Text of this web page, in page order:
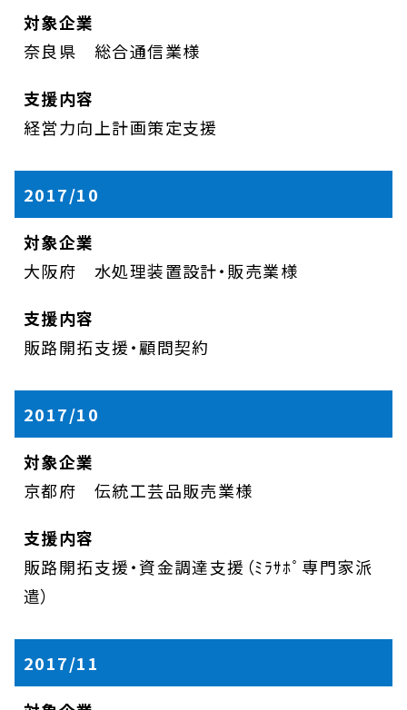
奈良県 総合通信業様
経営力向上計画策定支援
2017/10
大阪府 水処理装置設計・販売業様
販路開拓支援・顧問契約
2017/10
京都府 伝統工芸品販売業様
販路開拓支援・資金調達支援（ﾐﾗｻﾎﾟ専門家派
遣）
2017/11